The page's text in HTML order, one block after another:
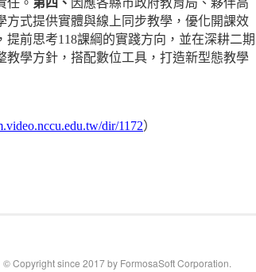
任。 第四、 因應各縣市政府教育局、夥伴高
式提供實體與線上同步教學，優化開課效
前思考118課綱的實踐方向，並在深耕二期
教學方針，搭配數位工具，打造新型態教學
dir/1172）
© Copyright since 2017 by FormosaSoft Corporation.